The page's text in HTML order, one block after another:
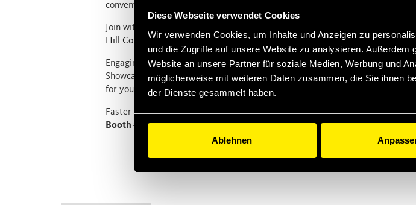
Diese Webseite verwendet Cookies
Wir verwenden Cookies, um Inhalte und Anzeigen zu
und die Zugriffe auf unsere Website zu analysieren.
Website an unsere Partner für soziale Medien, Werbung und
möglicherweise mit weiteren Daten zusammen, die Sie ihnen
der Dienste gesammelt haben.
Ablehnen
convention April 2-6, 2017.
Join with more than 900 industry professionals from around the world at the
Hill Country ResortinSan Antonio, TX.
Engaging educational sessions, exceptionalnetworking events, and the
Showcase of Hose & Accessories Solutions will provide invaluable business
for you and your team.
Faster will be presenting some of our latest connection solutions, so please
Booth #13738onWednesday, April 5 from 8:30 am until 2:00 pm.